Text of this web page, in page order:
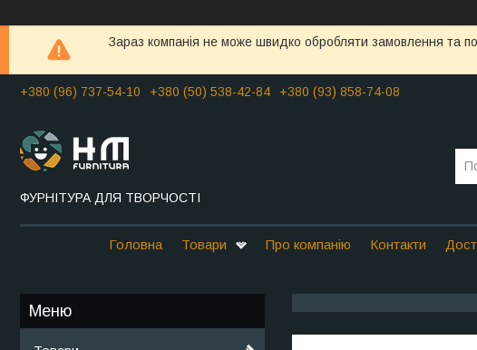
Зараз компанія не може швидко обробляти замовлення та
+380 (96) 737-54-10 +380 (50) 538-42-84 +380 (93) 858-74-08
ФУРНІТУРА ДЛЯ ТВОРЧОСТІ
Головна Товари Про компанію Контакти